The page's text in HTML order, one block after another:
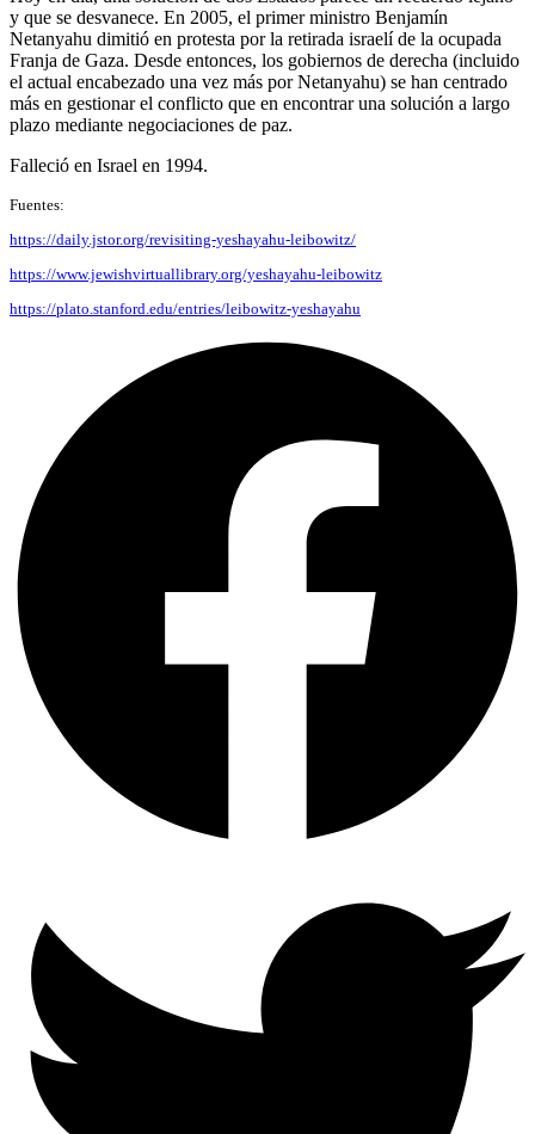
y que se desvanece. En 2005, el primer ministro Benjamín
Netanyahu dimitió en protesta por la retirada israelí de la ocupada
Franja de Gaza. Desde entonces, los gobiernos de derecha (incluido
el actual encabezado una vez más por Netanyahu) se han centrado
más en gestionar el conflicto que en encontrar una solución a largo
plazo mediante negociaciones de paz.
Falleció en Israel en 1994.
Fuentes:
https://daily.jstor.org/revisiting-yeshayahu-leibowitz/
https://www.jewishvirtuallibrary.org/yeshayahu-leibowitz
https://plato.stanford.edu/entries/leibowitz-yeshayahu